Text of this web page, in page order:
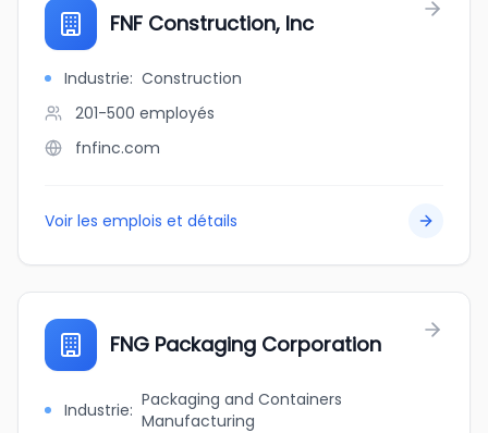
FNF Construction, Inc
Industrie: Construction
201-500 employés
fnfinc.com
Voir les emplois et détails
FNG Packaging Corporation
Industrie: Packaging and Containers
Manufacturing